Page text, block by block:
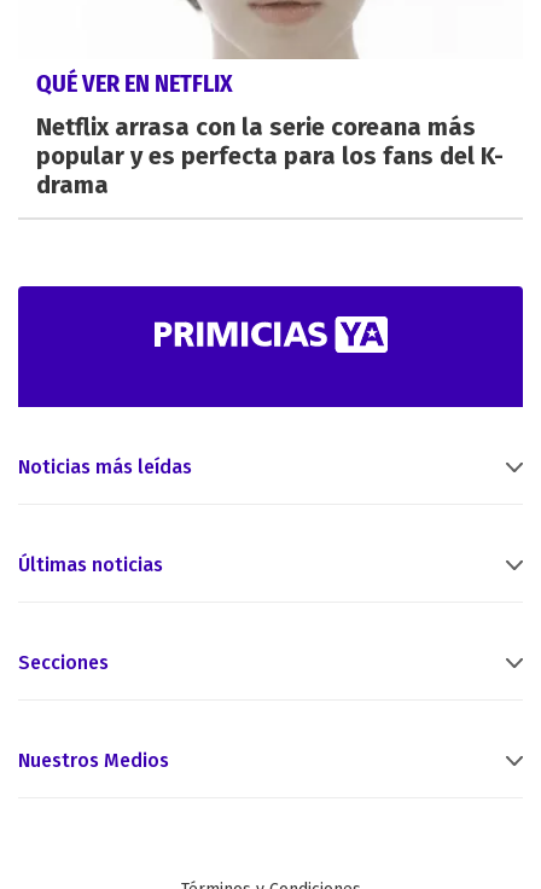
QUÉ VER EN NETFLIX
Netflix arrasa con la serie coreana más
popular y es perfecta para los fans del K-
drama
Noticias más leídas
Últimas noticias
Secciones
Nuestros Medios